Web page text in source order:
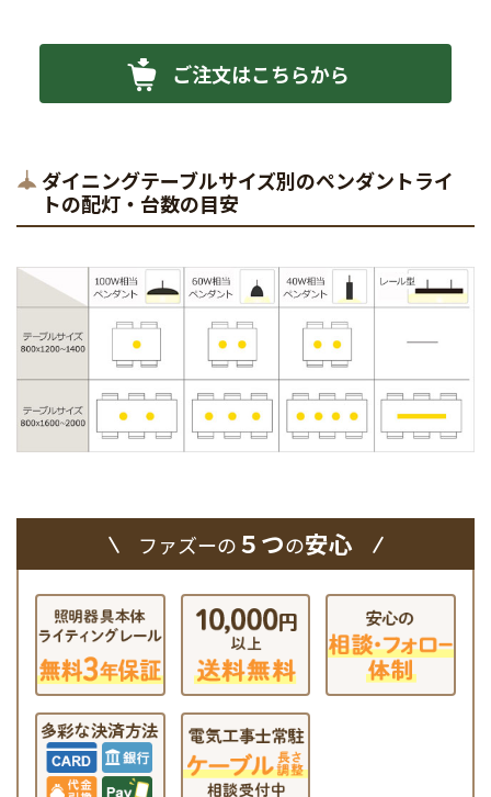
ご注文はこちらから
ダイニングテーブルサイズ別のペンダントライ
トの配灯・台数の目安
ファズーの５つの安心